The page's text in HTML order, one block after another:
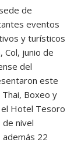
de
eventos
y turísticos
Col, junio de
del
este
Boxeo y
Hotel Tesoro
de nivel
además 22